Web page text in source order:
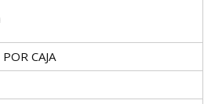
CAJA